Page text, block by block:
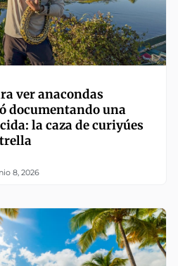
ver anacondas
documentando una
la caza de curiyúes
8, 2026